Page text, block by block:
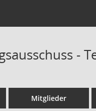
-
Mitglieder